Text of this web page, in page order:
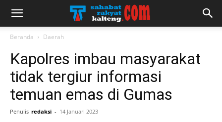
Beranda Daerah
Kapolres imbau masyarakat
tidak tergiur informasi
temuan emas di Gumas
Penulis redaksi - 14 Januari 2023